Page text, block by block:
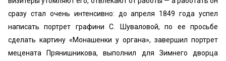
сразу стал очень интенсивно: до апреля 1849 года успел
написать портрет графини С. Шуваловой, по ее просьбе
сделать картину «Монашенки у органа», завершил портрет
мецената Прянишникова, выполнил для Зимнего дворца